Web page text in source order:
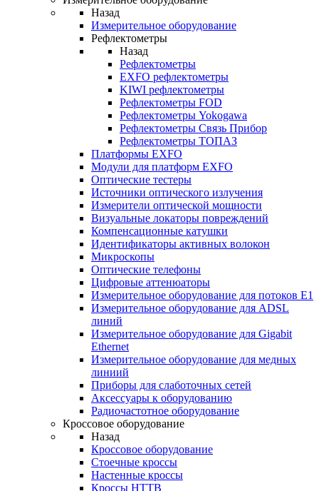
Назад
Измерительное оборудование
Рефлектометры
Назад
Рефлектометры
EXFO рефлектометры
KIWI рефлектометры
Рефлектометры FOD
Рефлектометры Yokogawa
Рефлектометры Связь Прибор
Рефлектометры ТОПАЗ
Платформы EXFO
Модули для платформ EXFO
Оптические тестеры
Источники оптического излучения
Измерители оптической мощности
Визуальные локаторы повреждений
Компенсационные катушки
Идентификаторы активных волокон
Микроскопы
Оптические телефоны
Цифровые аттенюаторы
Измерительное оборудование для потоков Е1
Измерительное оборудование для ADSL
линий
Измерительное оборудование для Gigabit
Ethernet
Измерительное оборудование для медных
линиий
Приборы для слаботочных сетей
Аксессуары к оборудованию
Радиочастотное оборудование
Кроссовое оборудование
Назад
Кроссовое оборудование
Стоечные кроссы
Настенные кроссы
Кроссы HTTB